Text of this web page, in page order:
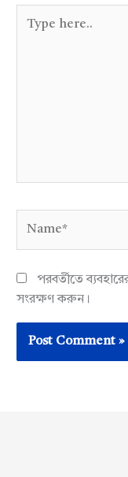
here..
পরবর্তীতে
সংরক্ষণ করুন।